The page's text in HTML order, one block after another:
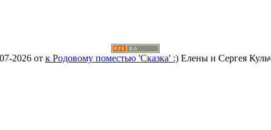
2026 от к Родовому поместью 'Сказка' :)Елены и Сергея